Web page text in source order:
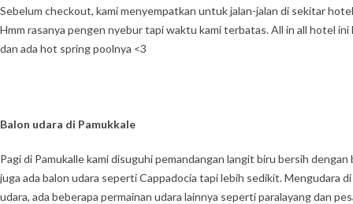
Sebelum checkout, kami menyempatkan untuk jalan-jalan di sekitar
Hmm rasanya pengen nyebur tapi waktu kami terbatas. All in all hotel ini
dan ada hot spring poolnya <3
Balon udara di Pamukkale
Pagi di Pamukalle kami disuguhi pemandangan langit biru bersih
juga ada balon udara seperti Cappadocia tapi lebih sedikit. Mengudara
udara, ada beberapa permainan udara lainnya seperti paralayang dan